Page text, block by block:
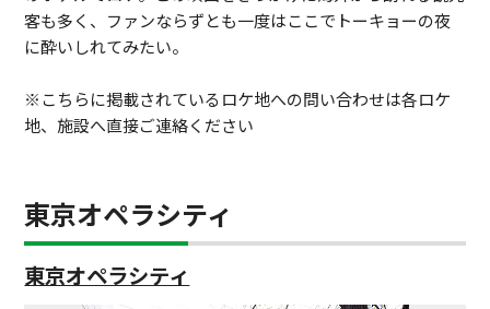
客も多く、ファンならずとも一度はここでトーキョーの夜
に酔いしれてみたい。
※こちらに掲載されているロケ地への問い合わせは各ロケ
地、施設へ直接ご連絡ください
東京オペラシティ
東京オペラシティ